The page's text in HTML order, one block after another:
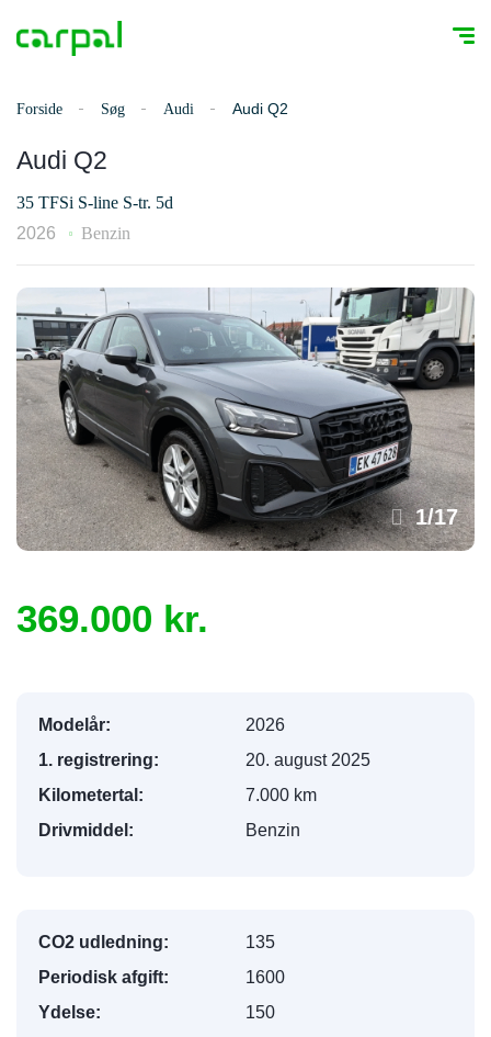
Forside Søg Audi Audi Q2
Audi Q2
35 TFSi S-line S-tr. 5d
2026
Benzin
1/17
369.000 kr.
Modelår:
2026
1. registrering:
20. august 2025
Kilometertal:
7.000 km
Drivmiddel:
Benzin
CO2 udledning:
135
Periodisk afgift:
1600
Ydelse:
150